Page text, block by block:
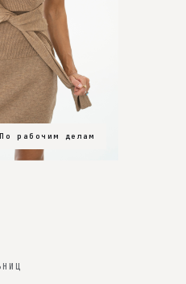
рабочим делам
зал
особенный вечер